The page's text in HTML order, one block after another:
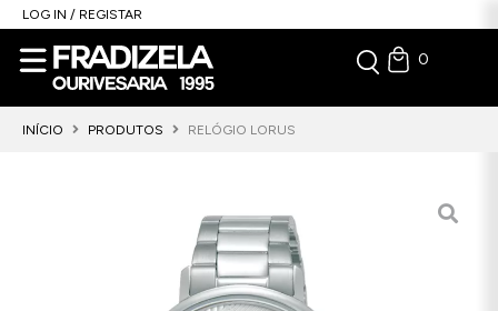
LOG IN / REGISTAR
0
INÍCIO PRODUTOS RELÓGIO LORUS